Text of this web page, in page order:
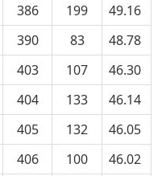
386 199
49.16
390 83
48.78
403 107
46.30
404 133
46.14
405 132
46.05
406 100 46.02